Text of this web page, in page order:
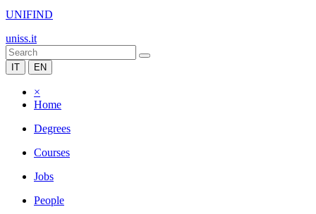
UNIFIND
uniss.it
IT EN
×
Home
Degrees
Courses
Jobs
People